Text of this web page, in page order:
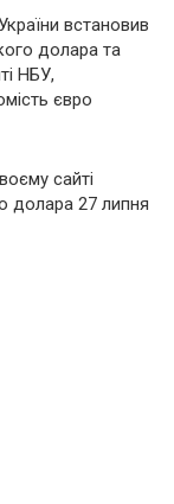
встановив
долара та
НБУ,
євро
сайті
долара 27 липня